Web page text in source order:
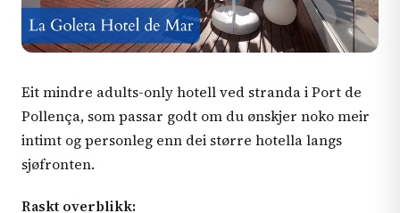
Eit mindre adults-only hotell ved stranda i Port de
Pollença, som passar godt om du ønskjer noko meir
intimt og personleg enn dei større hotella langs
sjøfronten.
Raskt overblikk: